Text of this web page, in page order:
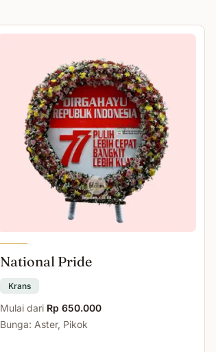
National Pride
Krans
Mulai dari Rp 650.000
Bunga: Aster, Pikok